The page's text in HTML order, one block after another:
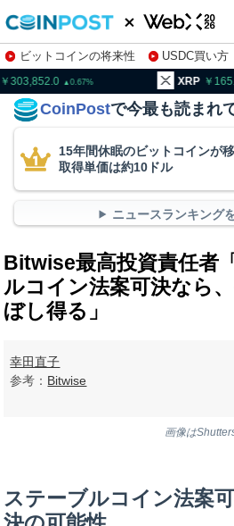
ビットコインの将来性 USDC買い方
株特集・関連銘柄
0.67 XRP 165.25
CoinPostで今最も読まれ
15年間休眠のビットコインが
取得単価は約10ドル
ニュースランキング
Bitwise最高投資責任者
ルコイン法案可決なら
ぼし得る」
幸田直子
参考： Bitwise
画像は
ステーブルコイン法案可